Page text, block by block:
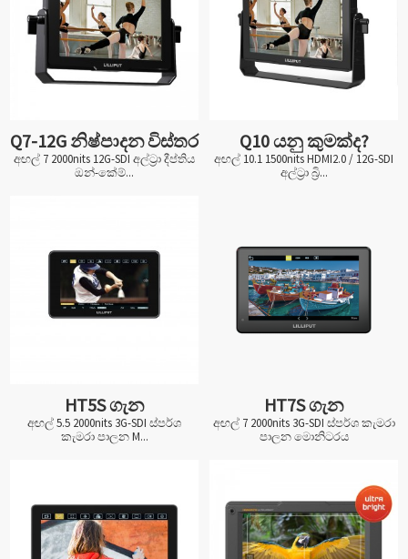
Q7-12G නිෂ්පාදන විස්තර
අඟල් 7 2000nits 12G-SDI අල්ට්‍රා දීප්තිය
ඔන්-කේම්...
Q10 යනු කුමක්ද?
අඟල් 10.1 1500nits HDMI2.0 / 12G-SDI
අල්ට්‍රා බ්‍රි...
HT5S ගැන
අඟල් 5.5 2000nits 3G-SDI ස්පර්ශ
කැමරා පාලන M...
HT7S ගැන
අඟල් 7 2000nits 3G-SDI ස්පර්ශ කැමරා
පාලන මොනිටරය